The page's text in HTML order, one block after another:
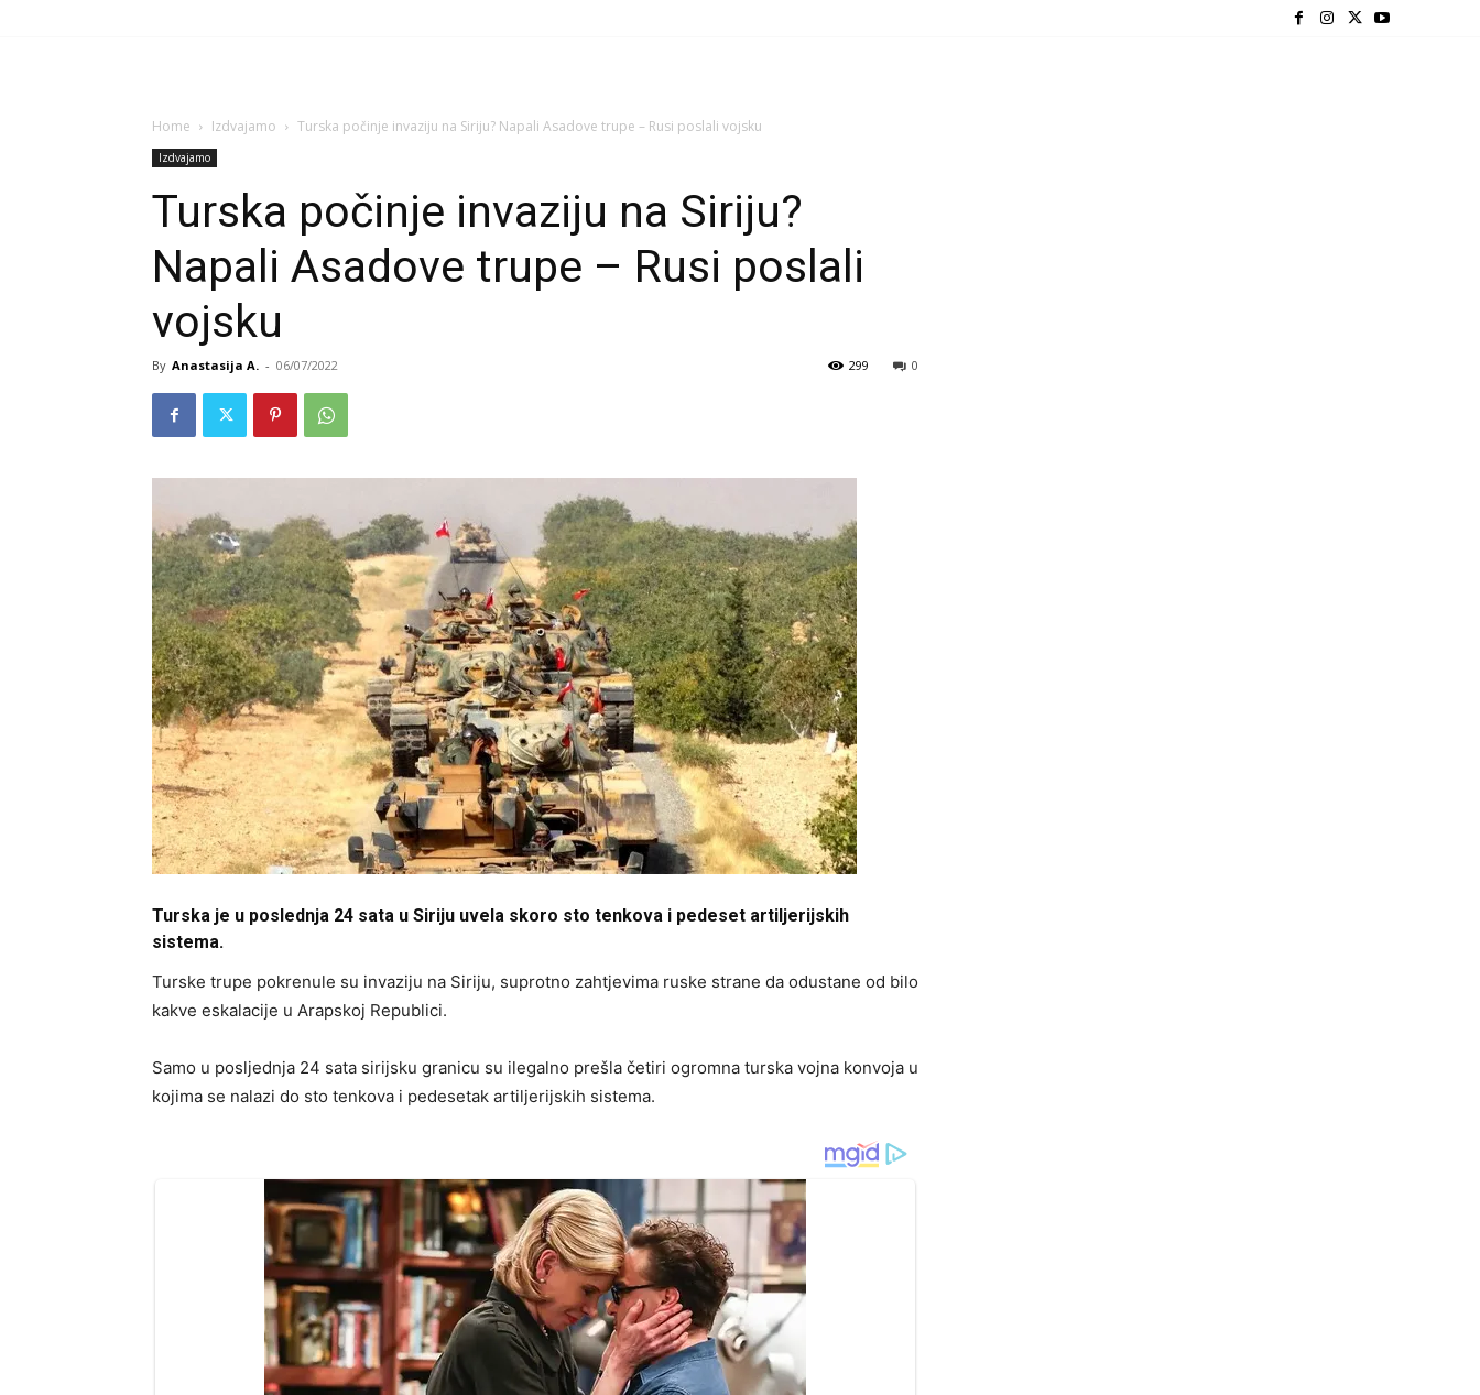
Home Izdvajamo Turska počinje invaziju na Siriju? Napali Asadove trupe – Rusi poslali vojsku
Izdvajamo
Turska počinje invaziju na Siriju?
Napali Asadove trupe – Rusi poslali
vojsku
By Anastasija A. - 06/07/2022 0
299
Turska je u poslednja 24 sata u Siriju uvela skoro sto tenkova i pedeset artiljerijskih
sistema.
Turske trupe pokrenule su invaziju na Siriju, suprotno zahtjevima ruske strane da odustane od bilo
kakve eskalacije u Arapskoj Republici.
Samo u posljednja 24 sata sirijsku granicu su ilegalno prešla četiri ogromna turska vojna konvoja u
kojima se nalazi do sto tenkova i pedesetak artiljerijskih sistema.